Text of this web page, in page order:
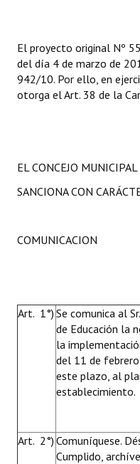
El proyecto original Nº
del día 4 de marzo de
942/10. Por ello, en
otorga el Art. 38 de la
EL CONCEJO
SANCIONA CON
COMUNICACION
Art. 1°) Se comunica al
de Educación la
la
del 11 de
este plazo, al
establecimiento.
Art. 2°) Comuníquese.
Cumplido,